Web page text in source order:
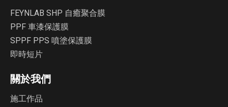
in
new
in
new
window
in
new
window
FEYNLAB SHP 自癒聚合膜
PPF 車漆保護膜
SPPF PPS 噴塗保護膜
即時短片
關於我們
施工作品